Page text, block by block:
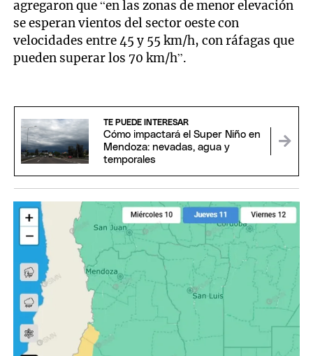
agregaron que “en las zonas de menor elevación
se esperan vientos del sector oeste con
velocidades entre 45 y 55 km/h, con ráfagas que
pueden superar los 70 km/h”.
TE PUEDE INTERESAR
Cómo impactará el Super Niño en
Mendoza: nevadas, agua y
temporales